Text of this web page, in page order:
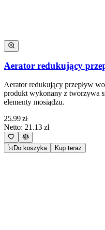
Aerator redukujący
Aerator redukujący przepływ
produkt wykonany z tworzywa
elementy mosiądzu.
25.99zł
Netto: 21.13 zł
Do koszyka Kup teraz